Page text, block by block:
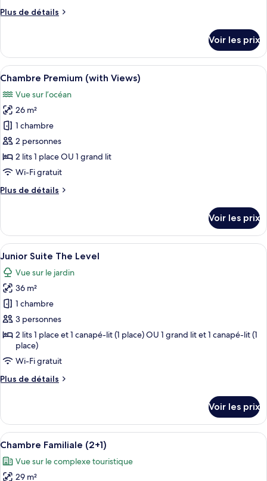
chambre :
Chambre
Plus de détails
Plus
le
type
de
Chambre
Premium
Voir les prix
Afficher
toutes
les
photos
pour
ce
type
de
chambre :
Chambre
Views)
Une chambre d’hôtel avec un grand
5
Chambre Premium (with Views)
Vue sur l’océan
26 m²
1 chambre
2 personnes
2 lits 1 place OU 1 grand lit
Wi-Fi gratuit
Plus de détails
Plus
le
type
de
Chambre
Premium
(with
Views)
Voir les prix
Afficher
toutes
les
photos
pour
ce
type
chambre :
Junior
Suite
Level
Une chambre d’hôtel comprenant
3
Junior Suite The Level
Vue sur le jardin
36 m²
1 chambre
3 personnes
2 lits 1 place et 1 canapé-lit (1 place) OU 1 grand lit et 1 canapé-lit (1
place)
Wi-Fi gratuit
Plus de détails
Plus
le
type
de
Junior
Suite
Voir les prix
Afficher
toutes
les
Une chambre d’hôtel avec un grand
3
Chambre Familiale (2+1)
Vue sur le complexe touristique
29 m²